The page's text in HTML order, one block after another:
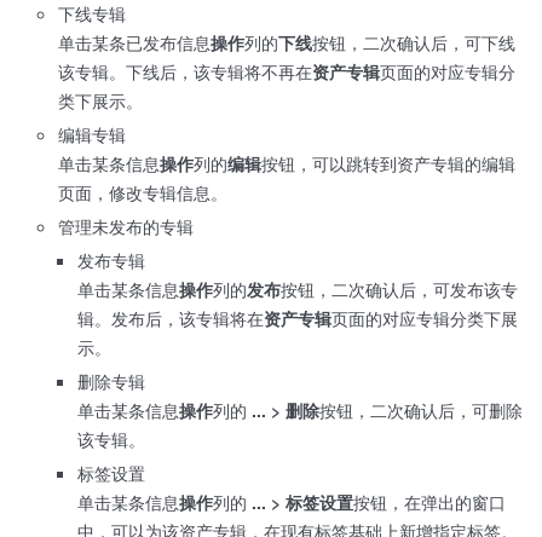
下线专辑
单击某条已发布信息操作列的下线按钮，二次确认后，可下线
该专辑。下线后，该专辑将不再在资产专辑页面的对应专辑分
类下展示。
编辑专辑
单击某条信息操作列的编辑按钮，可以跳转到资产专辑的编辑
页面，修改专辑信息。
管理未发布的专辑
发布专辑
单击某条信息操作列的发布按钮，二次确认后，可发布该专
辑。发布后，该专辑将在资产专辑页面的对应专辑分类下展
示。
删除专辑
单击某条信息操作列的 ... > 删除按钮，二次确认后，可删除
该专辑。
标签设置
单击某条信息操作列的 ... > 标签设置按钮，在弹出的窗口
中，可以为该资产专辑，在现有标签基础上新增指定标签。